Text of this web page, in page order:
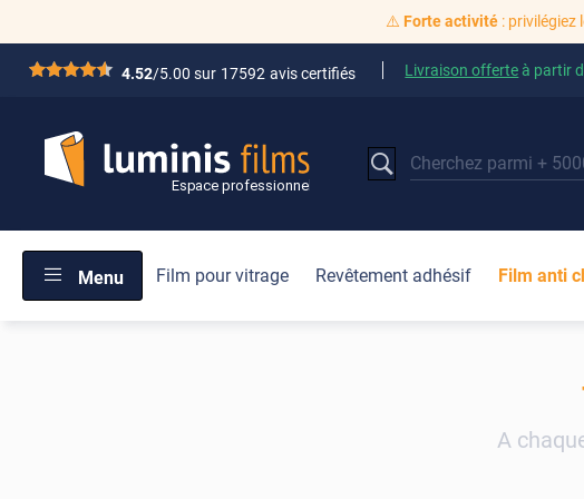
⚠️ Forte activité: privilégiez
*****4.52/5.00 sur 17592 avis certifiés Livraison offerteà partir
Menu Film pour vitrage Revêtement adhésif Film anti
A